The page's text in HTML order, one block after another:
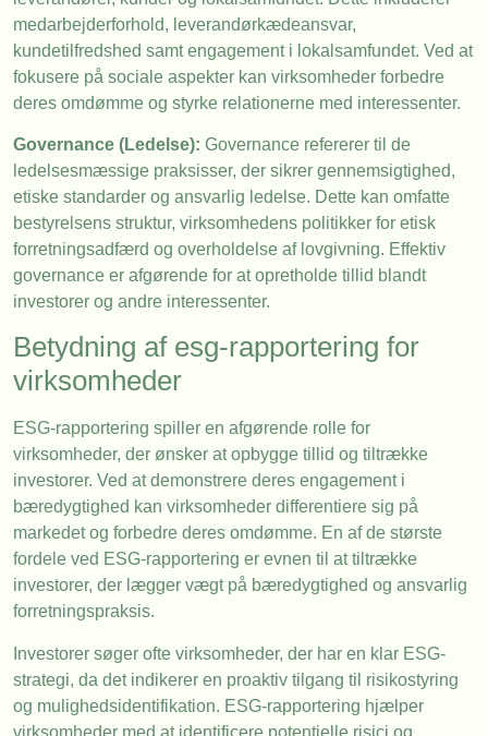
medarbejderforhold, leverandørkædeansvar,
kundetilfredshed samt engagement i lokalsamfundet. Ved at
fokusere på sociale aspekter kan virksomheder forbedre
deres omdømme og styrke relationerne med interessenter.
Governance (Ledelse): Governance refererer til de
ledelsesmæssige praksisser, der sikrer gennemsigtighed,
etiske standarder og ansvarlig ledelse. Dette kan omfatte
bestyrelsens struktur, virksomhedens politikker for etisk
forretningsadfærd og overholdelse af lovgivning. Effektiv
governance er afgørende for at opretholde tillid blandt
investorer og andre interessenter.
Betydning af esg-rapportering for
virksomheder
ESG-rapportering spiller en afgørende rolle for
virksomheder, der ønsker at opbygge tillid og tiltrække
investorer. Ved at demonstrere deres engagement i
bæredygtighed kan virksomheder differentiere sig på
markedet og forbedre deres omdømme. En af de største
fordele ved ESG-rapportering er evnen til at tiltrække
investorer, der lægger vægt på bæredygtighed og ansvarlig
forretningspraksis.
Investorer søger ofte virksomheder, der har en klar ESG-
strategi, da det indikerer en proaktiv tilgang til risikostyring
og mulighedsidentifikation. ESG-rapportering hjælper
virksomheder med at identificere potentielle risici og